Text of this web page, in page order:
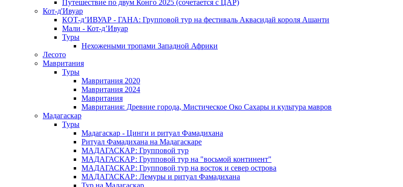
Путешествие по двум Конго 2025 (сочетается с ЦАР)
Кот-д'Ивуар
КОТ-д’ИВУАР - ГАНА: Групповой тур на фестиваль Аквасидай короля Ашанти
Мали - Кот-д’Ивуар
Туры
Нехожеными тропами Западной Африки
Лесото
Мавритания
Туры
Мавритания 2020
Мавритания 2024
Мавритания
Мавритания: Древние города, Мистическое Око Сахары и культура мавров
Мадагаскар
Туры
Мадагаскар - Цинги и ритуал Фамадихана
Ритуал Фамадихана на Мадагаскаре
МАДАГАСКАР: Групповой тур
МАДАГАСКАР: Групповой тур на "восьмой континент"
МАДАГАСКАР: Групповой тур на восток и север острова
МАДАГАСКАР: Лемуры и ритуал Фамадихана
Тур на Мадагаскар